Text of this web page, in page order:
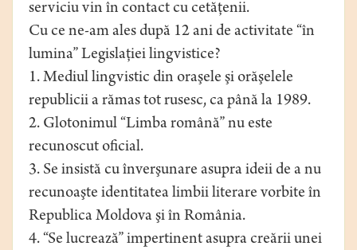
serviciu vin în contact cu cetăţenii.
Cu ce ne-am ales după 12 ani de activitate “în
lumina” Legislaţiei lingvistice?
1. Mediul lingvistic din oraşele şi orăşelele
republicii a rămas tot rusesc, ca până la 1989.
2. Glotonimul “Limba română” nu este
recunoscut oficial.
3. Se insistă cu înverşunare asupra ideii de a nu
recunoaşte identitatea limbii literare vorbite în
Republica Moldova şi în România.
4. “Se lucrează” impertinent asupra creării unei